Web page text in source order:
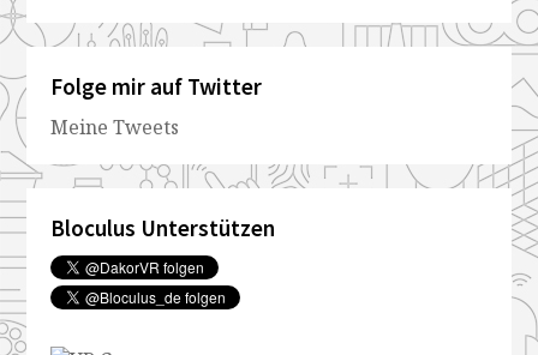
Folge mir auf Twitter
Meine Tweets
Bloculus Unterstützen